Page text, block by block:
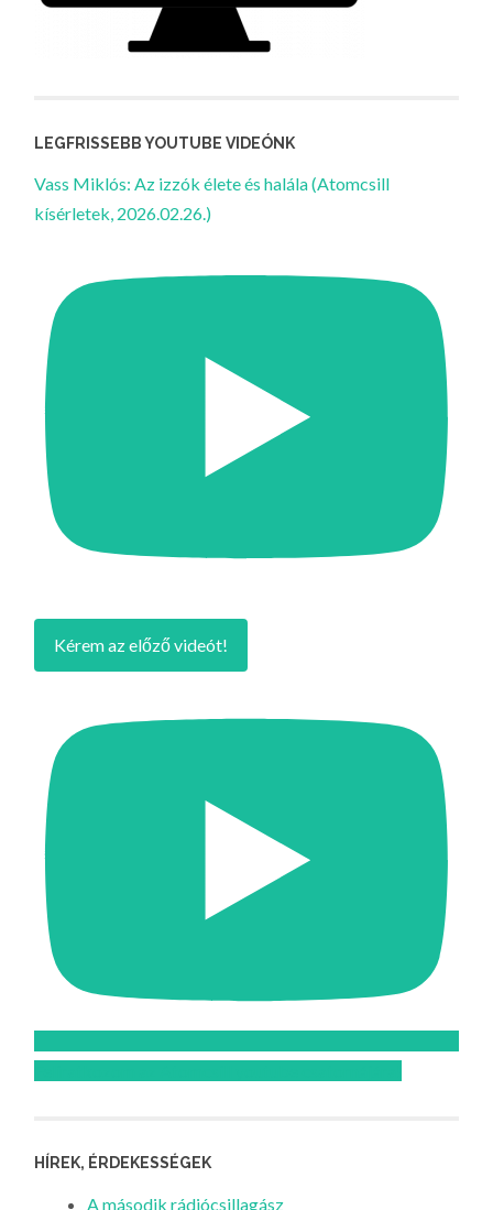
LEGFRISSEBB YOUTUBE VIDEÓNK
Vass Miklós: Az izzók élete és halála (Atomcsill
kísérletek, 2026.02.26.)
Kérem az előző videót!
HÍREK, ÉRDEKESSÉGEK
A második rádiócsillagász